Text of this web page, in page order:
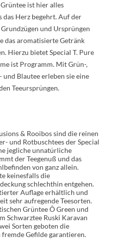
ist hier alles
das Herz begehrt. Auf der
Grundzügen und Ursprüngen
das aromatisierte Getränk
Hierzu bietet Special T. Pure
ist Programm. Mit Grün-,
und Blautee erleben sie eine
Teeursprüngen.
& Rooibos sind die reinen
und Rotbuschtees der Special
jegliche unnatürliche
der Teegenuß und das
von ganz allein.
keinesfalls die
schlechthin entgehen.
Auflage erhältlich und
sehr aufregende Teesorten.
Grüntee Ô Green und
Schwarztee Ruski Karavan
Sorten geboten die
fremde Gefilde garantieren.